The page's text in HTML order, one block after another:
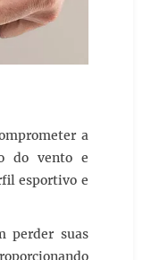
a
do vento e
esportivo e
perder suas